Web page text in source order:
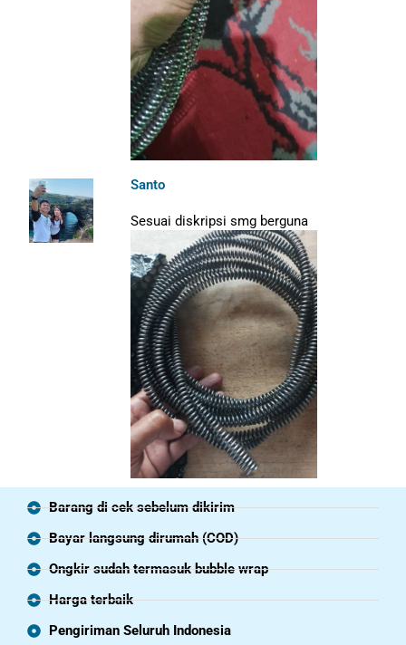
Santo
Sesuai diskripsi smg berguna
Barang di cek sebelum dikirim
Bayar langsung dirumah (COD)
Ongkir sudah termasuk bubble wrap
Harga terbaik
Pengiriman Seluruh Indonesia